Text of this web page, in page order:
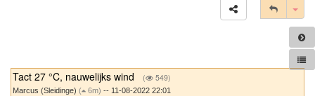
Tact 27 °C, nauwelijks wind ( 549)
Marcus (Sleidinge) ( 6m) -- 11-08-2022 22:01